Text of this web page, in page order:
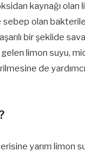
kaynağı olan
olan
bir şeklide
limon suyu,
de yardımcı
yarım limon